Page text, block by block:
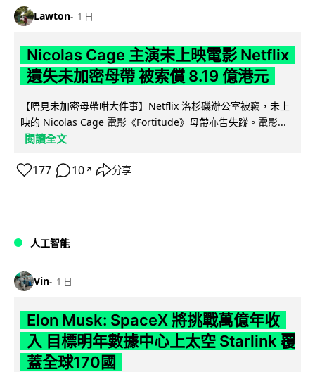
Lawton 1 日
Nicolas Cage 主演未上映電影 Netflix
遺失未加密母帶 被索償 8.19 億港元
【唔見未加密母帶咁大件事】Netflix 洛杉磯辦公室被竊，未上
映的 Nicolas Cage 電影《Fortitude》母帶亦告失蹤。電影...
閱讀全文
177 10 ↗ 分享
人工智能
Vin 1 日
Elon Musk: SpaceX 將挑戰萬億年收
入 目標明年數據中心上太空 Starlink 覆
蓋全球170國